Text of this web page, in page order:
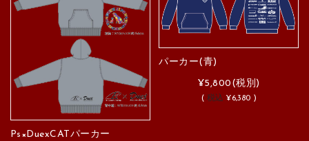
Ps×DuexCATパーカー
パーカー(青)
¥5,800 (税別)
( 税込 ¥6,380 )